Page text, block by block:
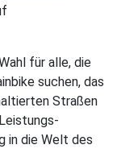
für alle, die
suchen, das
Straßen
in die Welt des